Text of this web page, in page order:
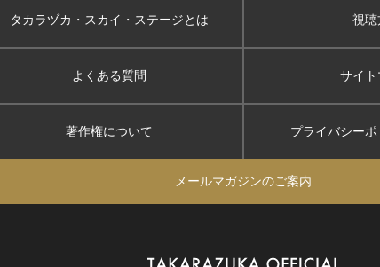
タカラヅカ・スカイ ・ステージとは 視聴
よくある質問 サイ
著作権について プライバシーポ
メールマガジンのご案内